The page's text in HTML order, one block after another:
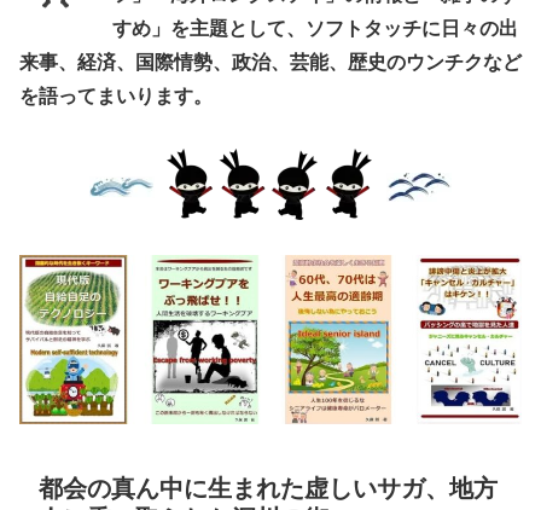
すめ」を主題として、ソフトタッチに日々の出
来事、経済、国際情勢、政治、芸能、歴史のウンチクなど
を語ってまいります。
都会の真ん中に生まれた虚しいサガ、地方